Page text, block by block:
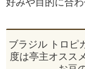
ブラジル トロ
度は亭主オスス